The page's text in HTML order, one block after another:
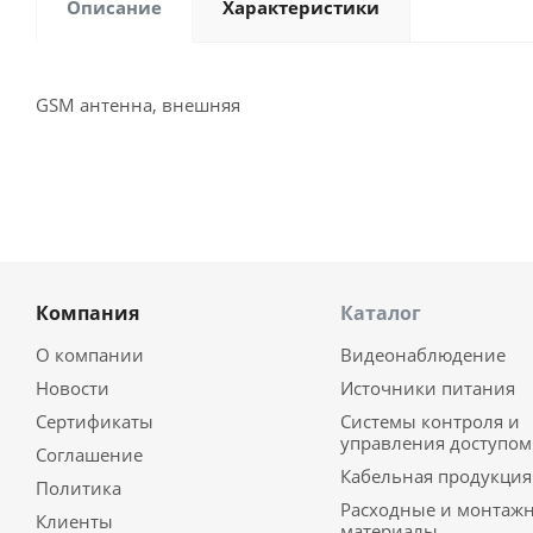
Описание Характеристики
GSM антенна, внешняя
Компания
О компании
Новости
Сертификаты
Соглашение
Политика
Клиенты
Каталог
Видеонаблюдение
Источники питания
Системы контроля и
управления доступом
Кабельная продукция
Расходные и